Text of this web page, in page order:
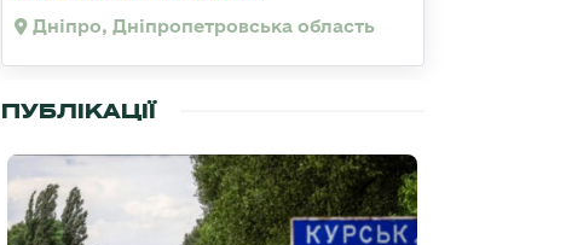
Дніпро, Дніпропетровська область
ПУБЛІКАЦІЇ